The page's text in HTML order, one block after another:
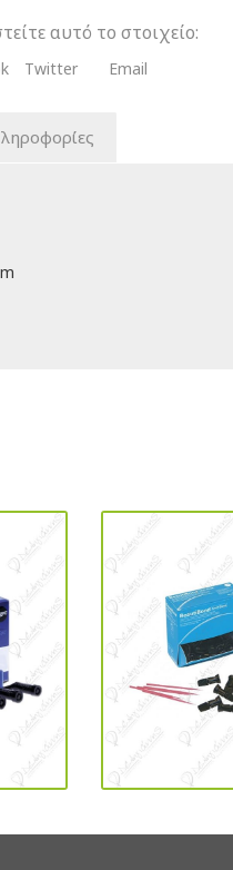
αυτό το στοιχείο:
Twitter Email